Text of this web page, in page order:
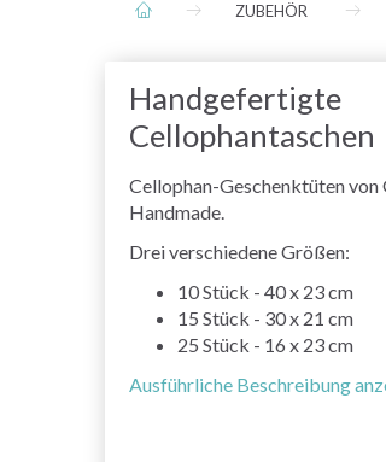
ZUBEHÖR
Handgefertigte
Cellophantaschen
Cellophan-Geschenktüten von
Handmade.
Drei verschiedene Größen:
10 Stück - 40 x 23 cm
15 Stück - 30 x 21 cm
25 Stück - 16 x 23 cm
Ausführliche Beschreibung